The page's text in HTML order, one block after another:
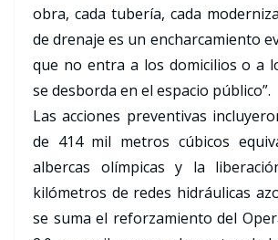
obra, cada tubería, cada
de drenaje es un encharcamiento
que no entra a los domicilios o a
se desborda en el espacio público”.
Las acciones preventivas
de 414 mil metros cúbicos
albercas olímpicas y la
kilómetros de redes hidráulicas
se suma el reforzamiento del